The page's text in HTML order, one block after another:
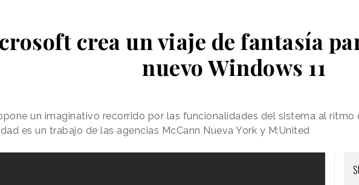
crea un viaje de fantasía
nuevo Windows 11
un imaginativo recorrido por las funcionalidades del sistema al ritmo
es un trabajo de las agencias McCann Nueva York y M:United